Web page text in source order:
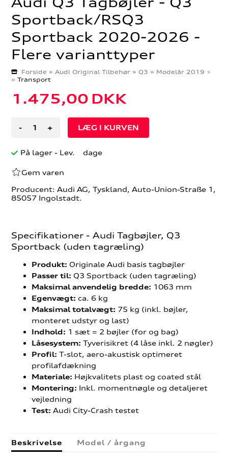
Sportback/RSQ3
Sportback 2020-2026 -
Flere varianttyper
Forside »Audi Original Tilbehør » Q3 » Modelår 2019 >
»Transport
1.475,00 DKK
- +
På lager- Lev. dage
Gem varen
Producent: Audi AG, Tyskland, Auto-Union-Straße 1,
85057 Ingolstadt.
Specifikationer - Audi Tagbøjler, Q3
Sportback (uden tagræling)
Produkt: Originale Audi basis tagbøjler
Passer til: Q3 Sportback (uden tagræling)
Maksimal anvendelig bredde: 1063 mm
Egenvægt: ca. 6 kg
Maksimal totalvægt: 75 kg (inkl. bøjler,
monteret udstyr og last)
Indhold: 1 sæt = 2 bøjler (for og bag)
Låsesystem: Tyverisikret (4 låse inkl. 2 nøgler)
Profil: T-slot, aero-akustisk optimeret
profilafdækning
Materiale: Højkvalitets plast og coated stål
Montering: Inkl. momentnøgle og detaljeret
vejledning
Test: Audi City-Crash testet
Beskrivelse Model / årgang